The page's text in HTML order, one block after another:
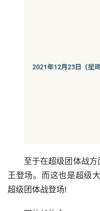
至于在超级团体战
王登场。而这也是超级
超级团体战登场!